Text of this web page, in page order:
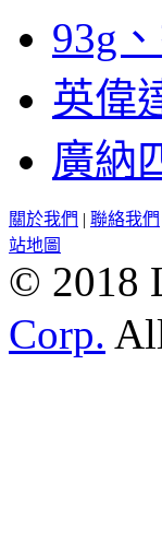
93g
英偉
廣納
關於我們 | 聯絡我們
站地圖
© 2018
Corp.